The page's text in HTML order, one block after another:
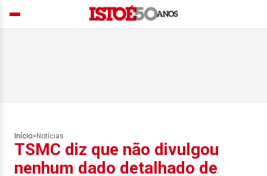
Início> Notícias
TSMC diz que não divulgou
nenhum dado detalhado de